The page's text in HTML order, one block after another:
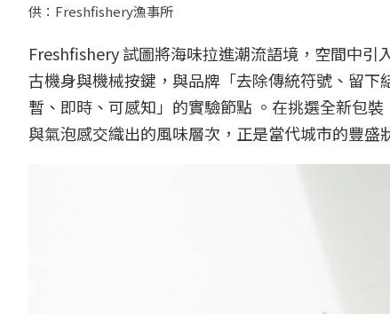
供：Freshfishery漁事所
Freshfishery 試圖將海味拉進潮流語境，空間中
古機身與機械按鍵，與品牌「去除傳統符號、留
暫、即時、可感知」的實驗節點 。在挑選全新包
與氣泡感交織出的風味層次，正是當代城市的豐盛